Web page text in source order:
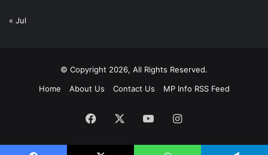
« Jul
© Copyright 2026, All Rights Reserved.
Home
About Us Contact Us MP Info RSS Feed
Facebook YouTubeInstagram